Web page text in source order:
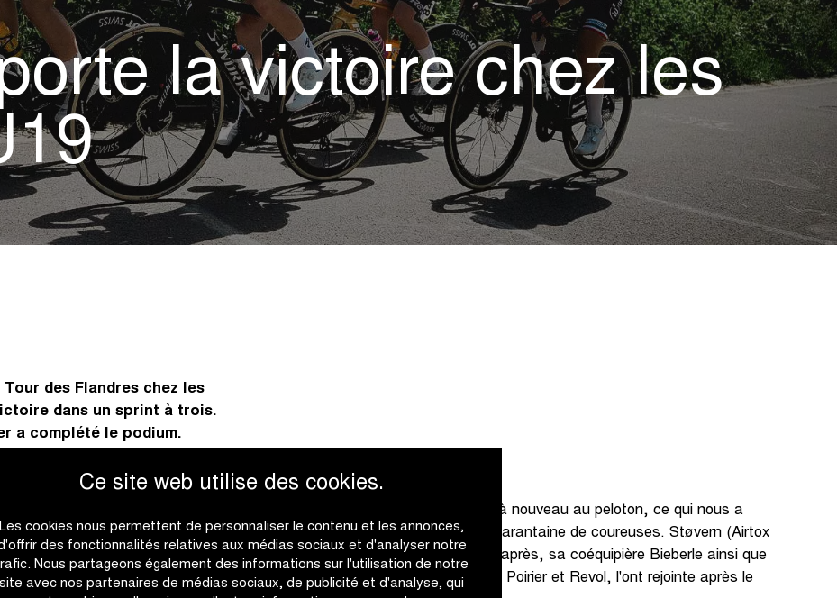
Ce site web utilise des cookies.
Les cookies nous permettent de personnaliser le contenu et les annonces,
des fonctionnalités relatives aux médias sociaux et d'analyser notre
Nous partageons également des informations sur l'utilisation de notre
site avec nos partenaires de médias sociaux, de publicité et d'analyse, qui
la victoire chez les
des Flandres chez les
dans un sprint à trois.
a complété le podium.
Femmes U19 est parti à
midi, les coureuses se sont
course de 74 km, avec
points décisifs.
Un groupe plus grand a pu se joindre à nouveau au peloton, ce qui nous a
permis d'aborder la finale avec une quarantaine de coureuses. Støvern (Airtox
– Carl Ras) a lancé l'attaque et, peu après, sa coéquipière Bieberle ainsi que
le duo de l'équipe nationale française, Poirier et Revol, l'ont rejointe après le